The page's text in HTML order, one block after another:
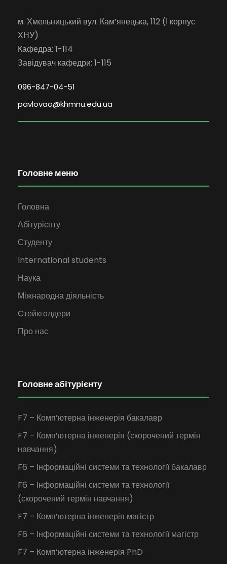
м. Хмельницький вул. Кам’янецька, 112 (І корпус
ХНУ)
Кафедра: 1-114
Завідувач кафедри: 1-115
096-847-04-51
pavlovao@khmnu.edu.ua
Головне меню
Головна
Абітурієнту
Студенту
International students
Наука
Міжнародна діяльність
Cтейкголдери
Про нас
Головне абітурієнту
F7 – Комп’ютерна інженерія бакалавр
F7 – Комп’ютерна інженерія (скорочений термін
навчання)
F6 – Інформаційні системи та технології бакалавр
F6 – Інформаційні системи та технології
(скорочений термін навчання)
F7 – Комп’ютерна інженерія магістр
F6 – Інформаційні системи та технології магістр
F7 – Комп’ютерна інженерія PhD